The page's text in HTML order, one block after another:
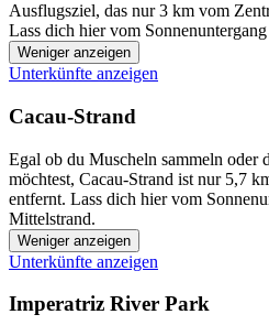
Ausflugsziel, das nur 3 km vom
Lass dich hier vom
Weniger anzeigen
Unterkünfte anzeigen
Cacau-Strand
Egal ob du Muscheln sammeln oder
möchtest, Cacau-Strand ist nur 5,7
entfernt. Lass dich hier vom
Mittelstrand.
Weniger anzeigen
Unterkünfte anzeigen
Imperatriz River Park